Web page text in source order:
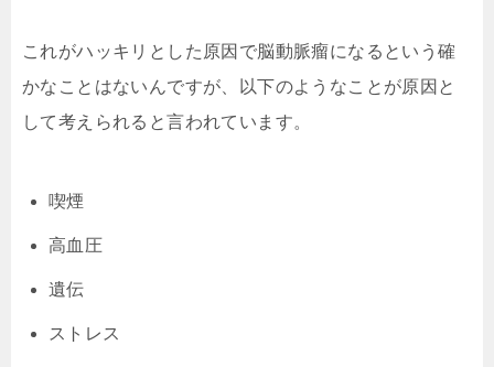
これがハッキリとした原因で脳動脈瘤になるという確
かなことはないんですが、以下のようなことが原因と
して考えられると言われています。
喫煙
高血圧
遺伝
ストレス